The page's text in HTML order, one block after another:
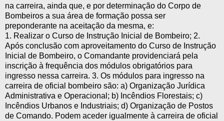
na carreira, ainda que, e por determinação do Corpo de
Bombeiros a sua área de formação possa ser
preponderante na aceitação da mesma, e:
1. Realizar o Curso de Instrução Inicial de Bombeiro; 2.
Após conclusão com aproveitamento do Curso de Instrução
Inicial de Bombeiro, o Comandante providenciará pela
inscrição à frequência dos módulos obrigatórios para
ingresso nessa carreira. 3. Os módulos para ingresso na
carreira de oficial bombeiro são: a) Organização Jurídica
Administrativa e Operacional; b) Incêndios Florestais; c)
Incêndios Urbanos e Industriais; d) Organização de Postos
de Comando. Podem aceder igualmente à carreira de oficial